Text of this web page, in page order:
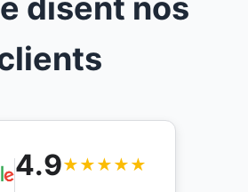
disent nos
4.9★★★★★